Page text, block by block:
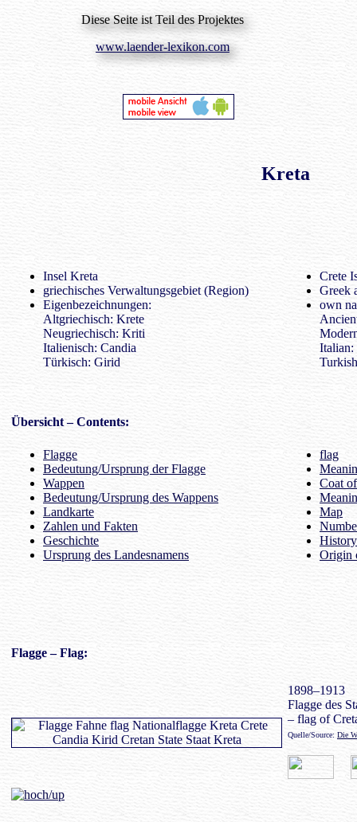
Diese Seite ist Teil des Projektes
www.laender-lexikon.com
Kreta
Insel Kreta
griechisches Verwaltungsgebiet (Region)
Eigenbezeichnungen:
Altgriechisch: Krete
Neugriechisch: Kriti
Italienisch: Candia
Türkisch: Girid
Crete
Greek
own
Italian:
Übersicht– Contents:
Flagge
Bedeutung/Ursprung der Flagge
Wappen
Bedeutung/Ursprung des Wappens
Landkarte
Zahlen und Fakten
Geschichte
Ursprung des Landesnamens
flag
Coat
Map
History
Origin
Flagge– Flag:
1898–1913
Flagge des
– flag of
Quelle/Source: Die